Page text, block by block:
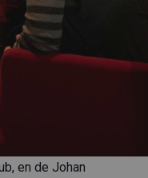
en de Johan